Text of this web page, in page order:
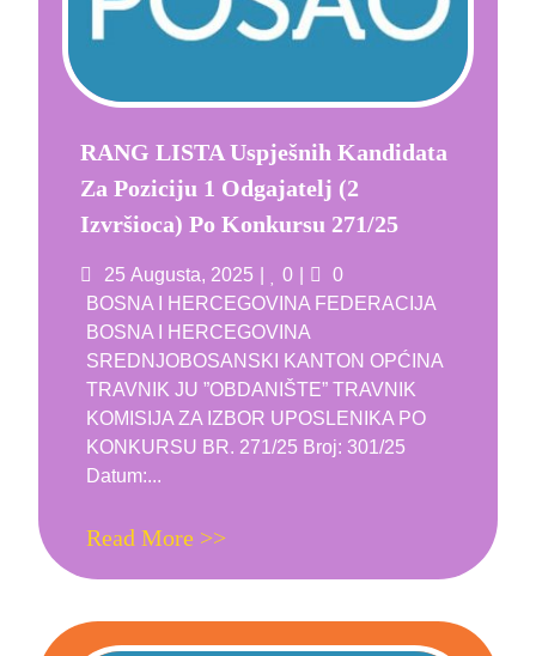
RANG LISTA Uspješnih Kandidata
Za Poziciju 1 Odgajatelj (2
Izvršioca) Po Konkursu 271/25
Posted
on
25 Augusta, 2025 Likes
0 Comments
0
BOSNA I HERCEGOVINA FEDERACIJA
BOSNA I HERCEGOVINA
SREDNJOBOSANSKI KANTON OPĆINA
TRAVNIK JU ”OBDANIŠTE” TRAVNIK
KOMISIJA ZA IZBOR UPOSLENIKA PO
KONKURSU BR. 271/25 Broj: 301/25
Datum:...
Read More >>